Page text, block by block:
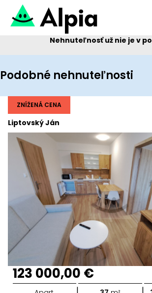
Nehnuteľnosť už nie je v
Podobné nehnuteľnosti
Liptovský Ján
ZNÍŽENÁ CENA
123 000,00 €